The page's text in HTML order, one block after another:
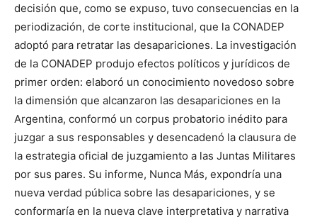
decisión que, como se expuso, tuvo consecuencias en la
periodización, de corte institucional, que la CONADEP
adoptó para retratar las desapariciones. La investigación
de la CONADEP produjo efectos políticos y jurídicos de
primer orden: elaboró un conocimiento novedoso sobre
la dimensión que alcanzaron las desapariciones en la
Argentina, conformó un corpus probatorio inédito para
juzgar a sus responsables y desencadenó la clausura de
la estrategia oficial de juzgamiento a las Juntas Militares
por sus pares. Su informe, Nunca Más, expondría una
nueva verdad pública sobre las desapariciones, y se
conformaría en la nueva clave interpretativa y narrativa